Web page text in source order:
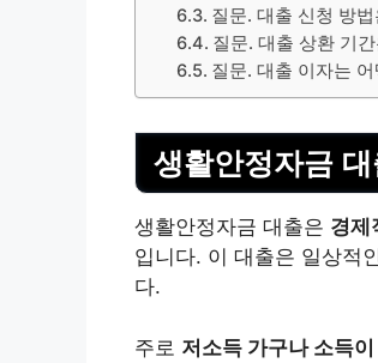
질문. 대출 신청 방
질문. 대출 상환 기
질문. 대출 이자는
생활안정자금
생활안정자금 대출은 경제
입니다. 이 대출은 일상적
다.
주로 저소득 가구나 소득